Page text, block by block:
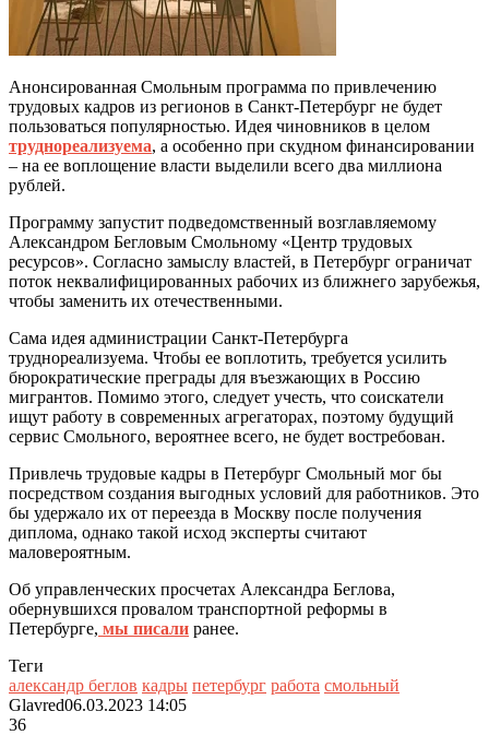
Анонсированная Смольным программа по привлечению
трудовых кадров из регионов в Санкт-Петербург не будет
пользоваться популярностью. Идея чиновников в целом
труднореализуема, а особенно при скудном финансировании
– на ее воплощение власти выделили всего два миллиона
рублей.
Программу запустит подведомственный возглавляемому
Александром Бегловым Смольному «Центр трудовых
ресурсов». Согласно замыслу властей, в Петербург ограничат
поток неквалифицированных рабочих из ближнего зарубежья,
чтобы заменить их отечественными.
Сама идея администрации Санкт-Петербурга
труднореализуема. Чтобы ее воплотить, требуется усилить
бюрократические преграды для въезжающих в Россию
мигрантов. Помимо этого, следует учесть, что соискатели
ищут работу в современных агрегаторах, поэтому будущий
сервис Смольного, вероятнее всего, не будет востребован.
Привлечь трудовые кадры в Петербург Смольный мог бы
посредством создания выгодных условий для работников. Это
бы удержало их от переезда в Москву после получения
диплома, однако такой исход эксперты считают
маловероятным.
Об управленческих просчетах Александра Беглова,
обернувшихся провалом транспортной реформы в
Петербурге, мы писали ранее.
Теги
александр беглов кадры петербург работа смольный
Glavred06.03.2023 14:05
36